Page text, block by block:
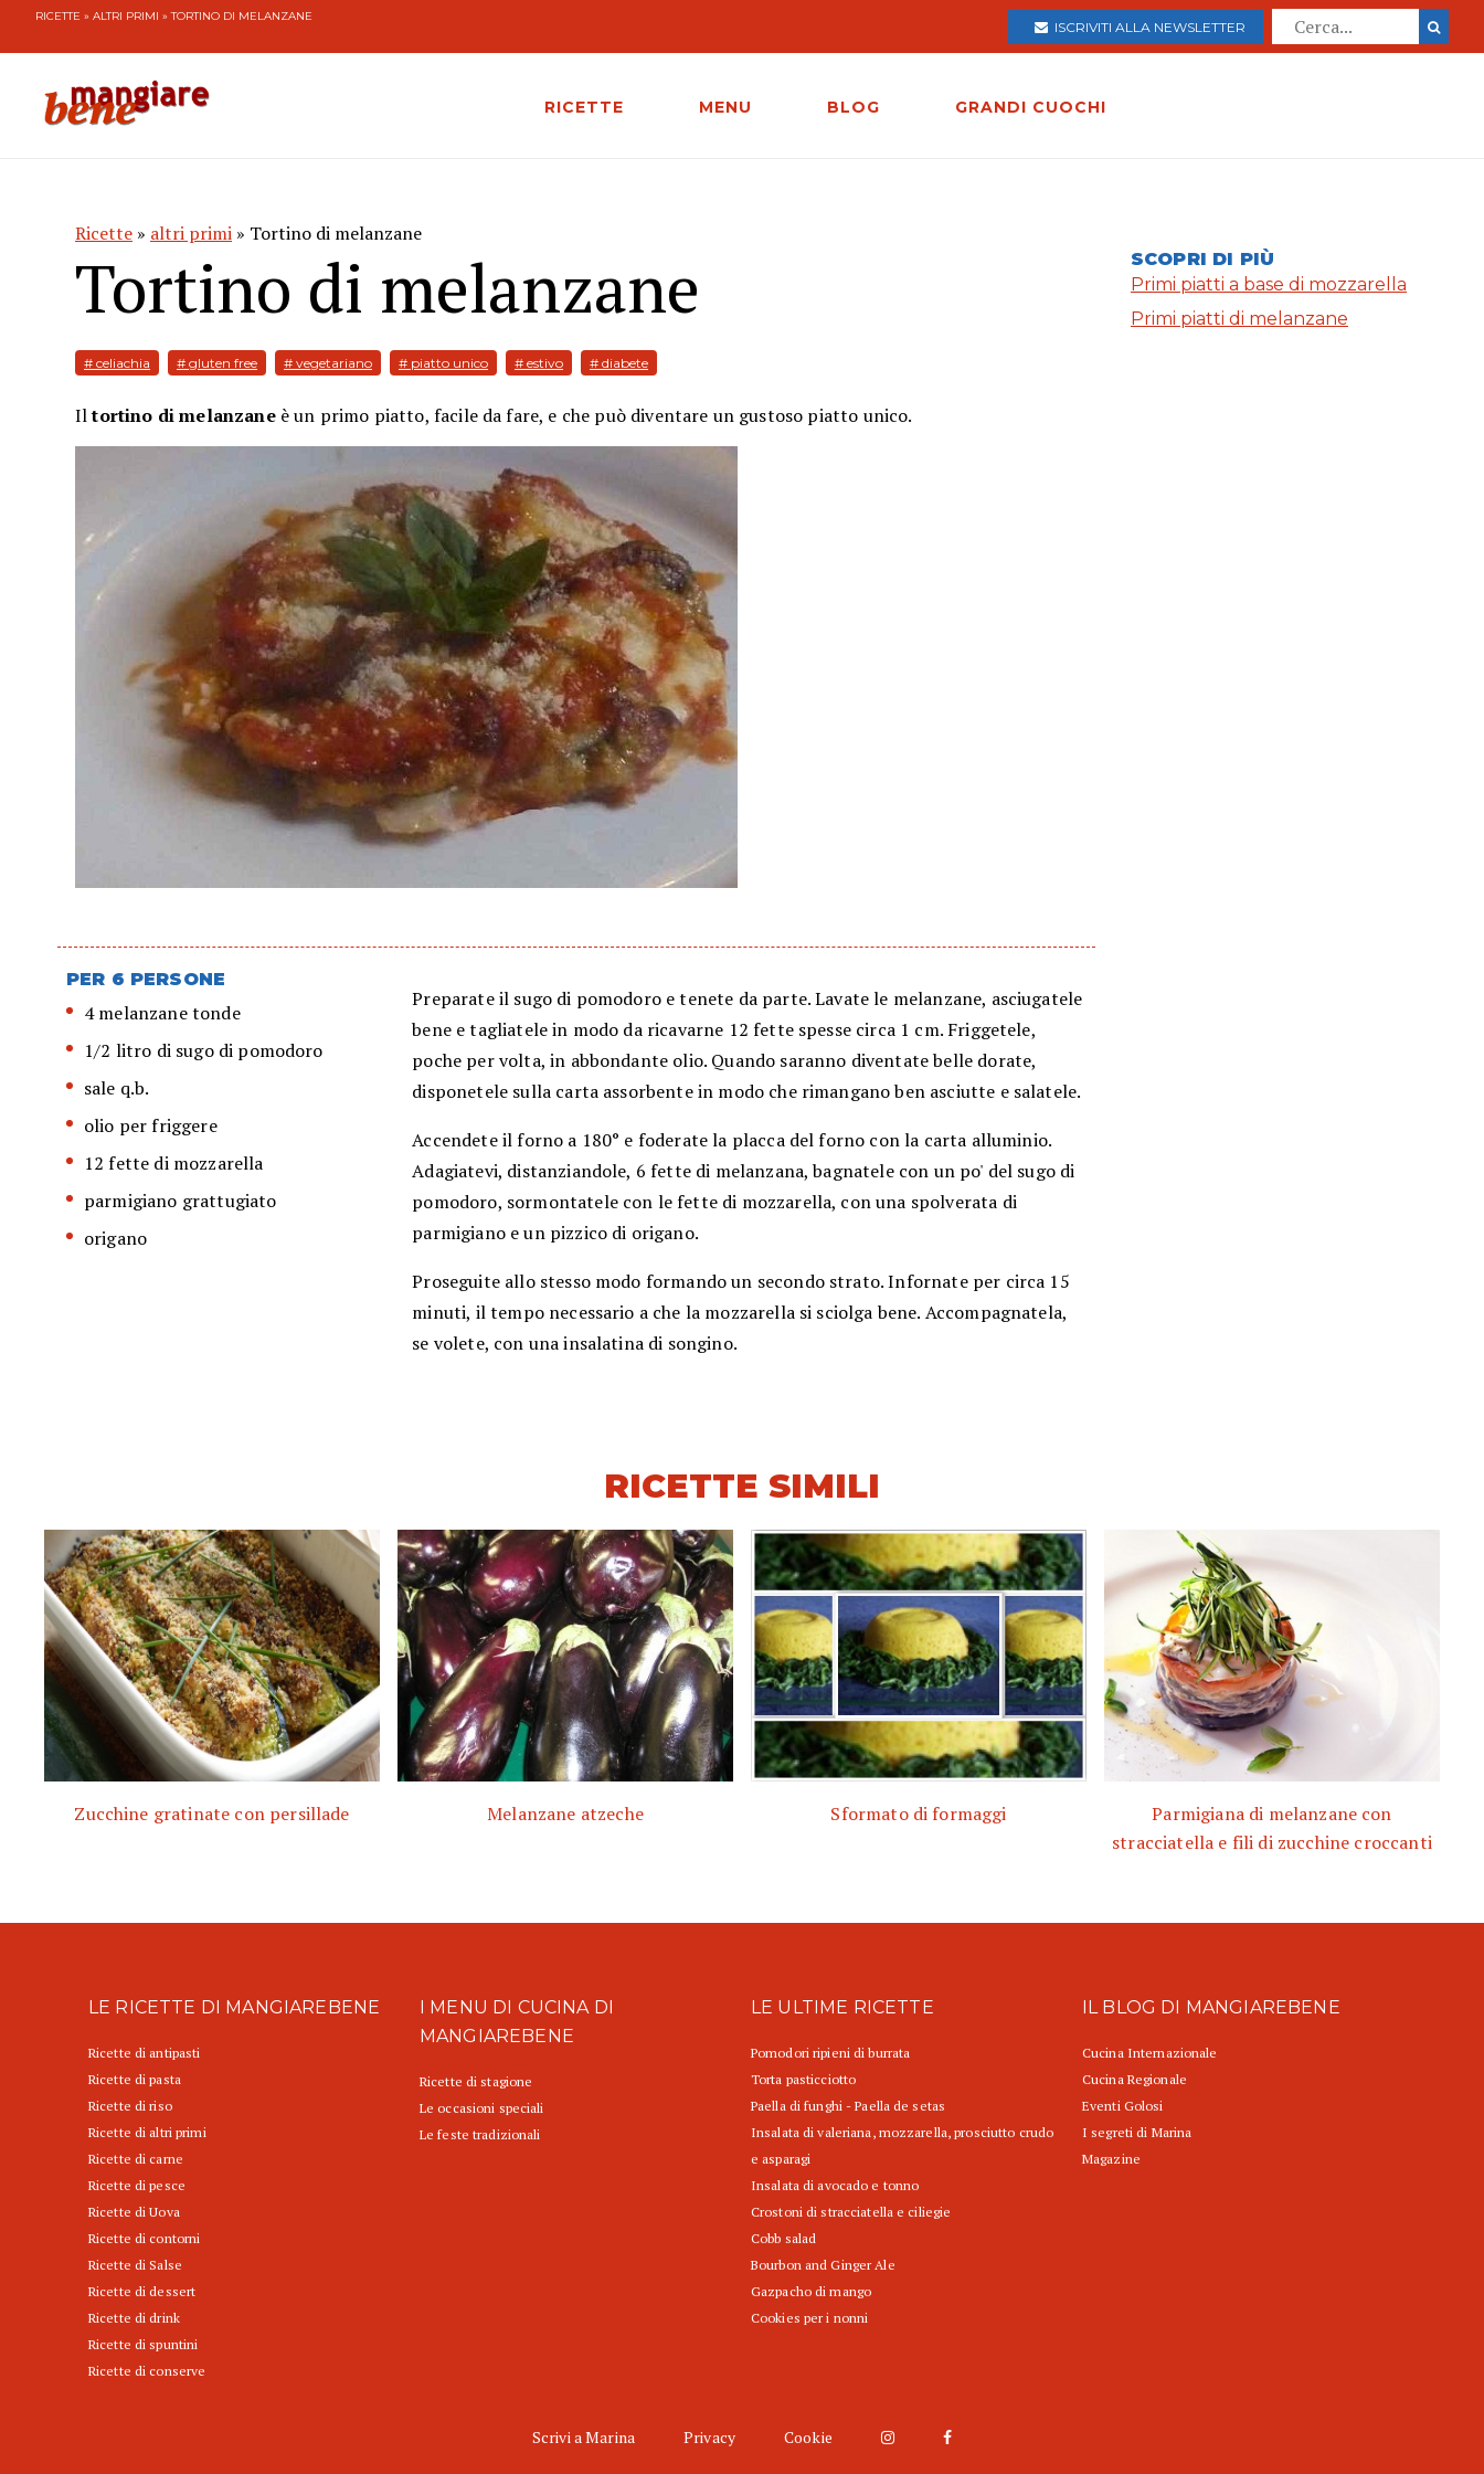
RICETTE » ALTRI PRIMI » TORTINO DI MELANZANE
ISCRIVITI ALLA NEWSLETTER
RICETTE MENU BLOG GRANDI CUOCHI
Ricette » altri primi » Tortino di melanzane
Tortino di melanzane
# celiachia # gluten free # vegetariano # piatto unico # estivo # diabete
Iltortino di melanzane è un primo piatto, facile da fare, e che può diventare un gustoso piatto unico.
PER 6 PERSONE
4 melanzane tonde
1/2 litro di sugo di pomodoro
sale q.b.
olio per friggere
12 fette di mozzarella
parmigiano grattugiato
origano
Preparate il sugo di pomodoro e tenete da parte. Lavate le melanzane, asciugatele
bene e tagliatele in modo da ricavarne 12 fette spesse circa 1 cm. Friggetele,
poche per volta, in abbondante olio. Quando saranno diventate belle dorate,
disponetele sulla carta assorbente in modo che rimangano ben asciutte e salatele.
Accendete il forno a 180° e foderate la placca del forno con la carta alluminio.
Adagiatevi, distanziandole, 6 fette di melanzana, bagnatele con un po' del sugo di
pomodoro, sormontatele con le fette di mozzarella, con una spolverata di
parmigiano e un pizzico di origano.
Proseguite allo stesso modo formando un secondo strato. Infornate per circa 15
minuti, il tempo necessario a che la mozzarella si sciolga bene. Accompagnatela,
se volete, con una insalatina di songino.
SCOPRI DI PIÙ
Primi piatti a base di mozzarella
Primi piatti di melanzane
RICETTE SIMILI
Zucchine gratinate con persillade Melanzane atzeche Sformato di formaggi
Parmigiana di melanzane con
stracciatella e fili di zucchine croccanti
LE RICETTE DI MANGIAREBENE
Ricette di antipasti
Ricette di pasta
Ricette di riso
Ricette di altri primi
Ricette di carne
Ricette di pesce
Ricette di Uova
Ricette di contorni
Ricette di Salse
Ricette di dessert
Ricette di drink
Ricette di spuntini
Ricette di conserve
I MENU DI CUCINA DI
MANGIAREBENE
Ricette di stagione
Le occasioni speciali
Le feste tradizionali
LE ULTIME RICETTE
Pomodori ripieni di burrata
Torta pasticciotto
Paella di funghi - Paella de setas
Insalata di valeriana, mozzarella, prosciutto crudo
e asparagi
Insalata di avocado e tonno
Crostoni di stracciatella e ciliegie
Cobb salad
Bourbon and Ginger Ale
Gazpacho di mango
Cookies per i nonni
IL BLOG DI MANGIAREBENE
Cucina Internazionale
Cucina Regionale
Eventi Golosi
I segreti di Marina
Magazine
Scrivi a Marina Privacy Cookie